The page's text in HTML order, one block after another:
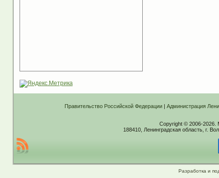
Правительство Российской Федерации| Администрация
Copyright © 2006-2026.
188410, Ленинградская область, г.
Разработка и